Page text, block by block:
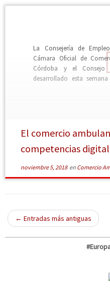
La Consejería de
Cámara Oficial de
Córdoba y el Consejo
desarrollado esta
El comercio
competencias
noviembre 5, 2018en Comercio
← Entradas más antiguas